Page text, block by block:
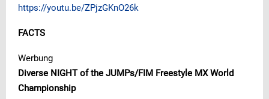
https://youtu.be/ZPjzGKnO26k
FACTS
Werbung
Diverse NIGHT of the JUMPs/FIM Freestyle MX World
Championship